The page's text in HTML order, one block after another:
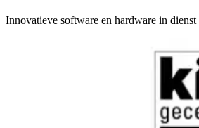
Innovatieve software en hardware in